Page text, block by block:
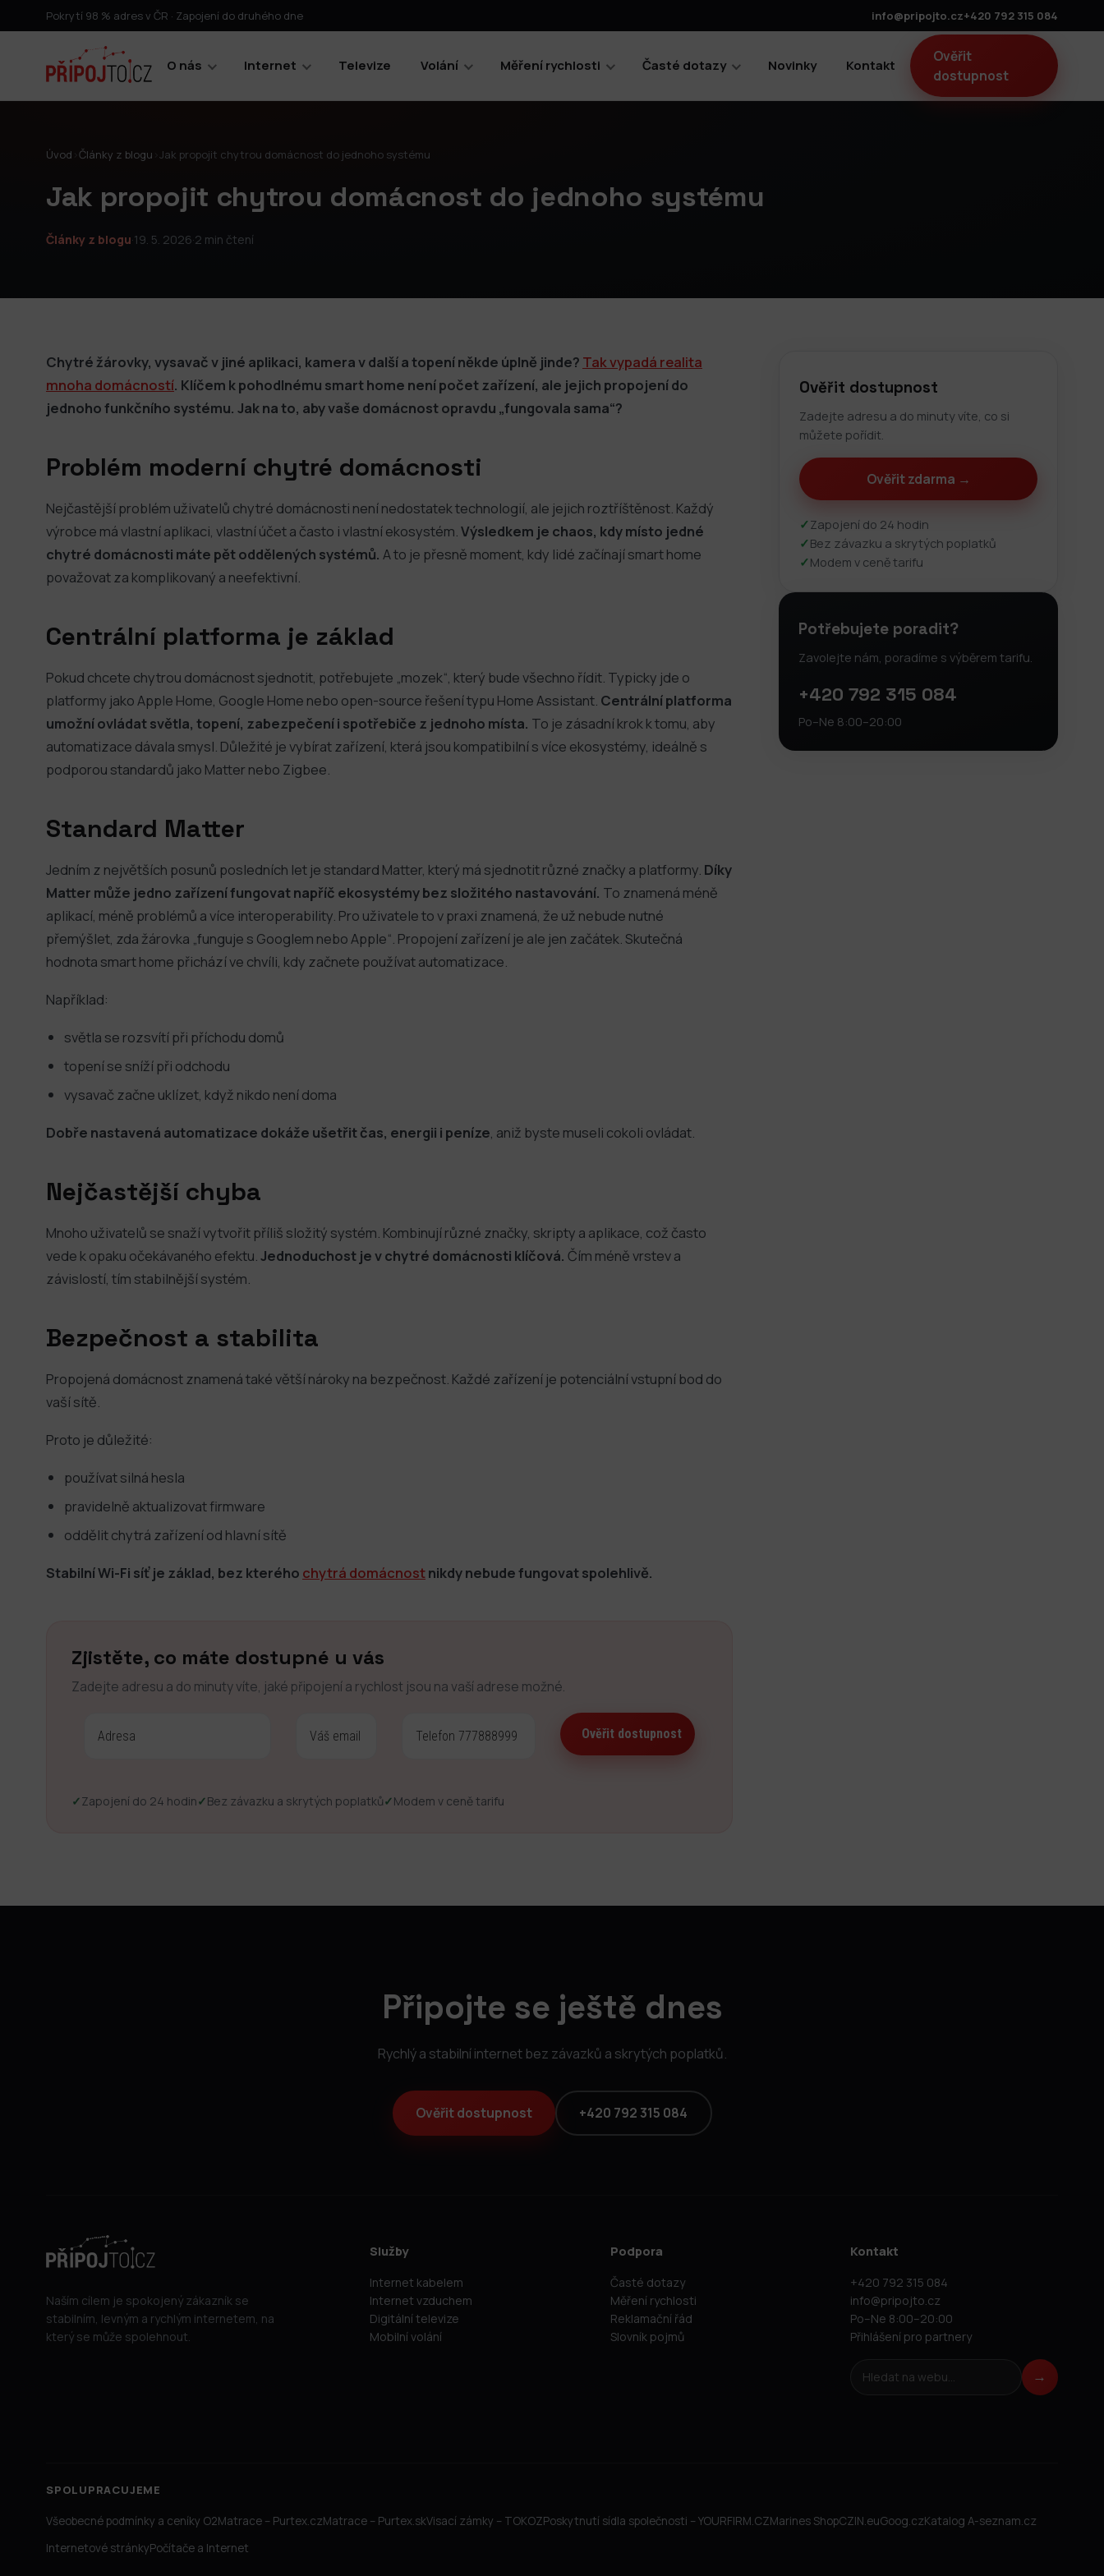
Pokrytí 98 % adres v ČR · Zapojení do druhého dne info@pripojto.cz+420 792 315 084
O nás Internet Televize Volání Měření rychlosti Časté dotazy Novinky Kontakt
Ověřit
dostupnost
Úvod Články z blogu Jak propojit chytrou domácnost do jednoho systému
Jak propojit chytrou domácnost do jednoho systému
Články z blogu·19. 5. 2026·2 min čtení
Chytré žárovky, vysavač v jiné aplikaci, kamera v další a topení někde úplně jinde? Tak vypadá realita
mnoha domácností. Klíčem k pohodlnému smart home není počet zařízení, ale jejich propojení do
jednoho funkčního systému. Jak na to, aby vaše domácnost opravdu „fungovala sama“?
Problém moderní chytré domácnosti
Nejčastější problém uživatelů chytré domácnosti není nedostatek technologií, ale jejich roztříštěnost. Každý
výrobce má vlastní aplikaci, vlastní účet a často i vlastní ekosystém. Výsledkem je chaos, kdy místo jedné
chytré domácnosti máte pět oddělených systémů. A to je přesně moment, kdy lidé začínají smart home
považovat za komplikovaný a neefektivní.
Centrální platforma je základ
Pokud chcete chytrou domácnost sjednotit, potřebujete „mozek“, který bude všechno řídit. Typicky jde o
platformy jako Apple Home, Google Home nebo open-source řešení typu Home Assistant. Centrální platforma
umožní ovládat světla, topení, zabezpečení i spotřebiče z jednoho místa. To je zásadní krok k tomu, aby
automatizace dávala smysl. Důležité je vybírat zařízení, která jsou kompatibilní s více ekosystémy, ideálně s
podporou standardů jako Matter nebo Zigbee.
Standard Matter
Jedním z největších posunů posledních let je standard Matter, který má sjednotit různé značky a platformy. Díky
Matter může jedno zařízení fungovat napříč ekosystémy bez složitého nastavování. To znamená méně
aplikací, méně problémů a více interoperability. Pro uživatele to v praxi znamená, že už nebude nutné
přemýšlet, zda žárovka „funguje s Googlem nebo Apple“. Propojení zařízení je ale jen začátek. Skutečná
hodnota smart home přichází ve chvíli, kdy začnete používat automatizace.
Například:
světla se rozsvítí při příchodu domů
topení se sníží při odchodu
vysavač začne uklízet, když nikdo není doma
Dobře nastavená automatizace dokáže ušetřit čas, energii i peníze , aniž byste museli cokoli ovládat.
Nejčastější chyba
Mnoho uživatelů se snaží vytvořit příliš složitý systém. Kombinují různé značky, skripty a aplikace, což často
vede k opaku očekávaného efektu. Jednoduchost je v chytré domácnosti klíčová. Čím méně vrstev a
závislostí, tím stabilnější systém.
Bezpečnost a stabilita
Propojená domácnost znamená také větší nároky na bezpečnost. Každé zařízení je potenciální vstupní bod do
vaší sítě.
Proto je důležité:
používat silná hesla
pravidelně aktualizovat firmware
oddělit chytrá zařízení od hlavní sítě
Stabilní Wi-Fi síť je základ, bez kterého chytrá domácnostnikdy nebude fungovat spolehlivě.
Zjistěte, co máte dostupné u vás
Zadejte adresu a do minuty víte, jaké připojení a rychlost jsou na vaší adrese možné.
✓Zapojení do 24 hodin✓Bez závazku a skrytých poplatků✓Modem v ceně tarifu
Ověřit dostupnost
Zadejte adresu a do minuty víte, co si
můžete pořídit.
Ověřit zdarma →
✓Zapojení do 24 hodin
✓Bez závazku a skrytých poplatků
✓Modem v ceně tarifu
Potřebujete poradit?
Zavolejte nám, poradíme s výběrem tarifu.
+420 792 315 084
Po–Ne 8:00–20:00
Připojte se ještě dnes
Rychlý a stabilní internet bez závazků a skrytých poplatků.
Ověřit dostupnost +420 792 315 084
Naším cílem je spokojený zákazník se
stabilním, levným a rychlým internetem, na
který se může spolehnout.
Služby
Internet kabelem
Internet vzduchem
Digitální televize
Mobilní volání
Podpora
Časté dotazy
Měření rychlosti
Reklamační řád
Slovník pojmů
Kontakt
+420 792 315 084
info@pripojto.cz
Po–Ne 8:00–20:00
Přihlášení pro partnery
Hledat na webu →
SPOLUPRACUJEME
Všeobecné podmínky a ceníky O2Matrace – Purtex.czMatrace – Purtex.skVisací zámky – TOKOZPoskytnutí sídla společnosti – YOURFIRM.CZMarines ShopCZIN.euGoog.czKatalog A-seznam.cz
Internetové stránkyPočítače a Internet